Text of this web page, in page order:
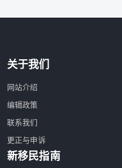
关于我们
网站介绍
编辑政策
联系我们
更正与申诉
新移民指南